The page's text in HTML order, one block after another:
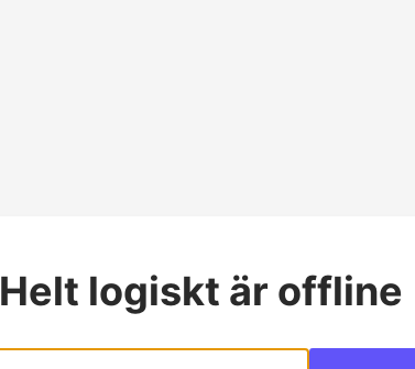
Helt logiskt är offline